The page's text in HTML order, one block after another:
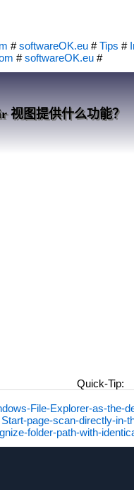
#softwareOK.eu #Tips #
#softwareOK.eu #
视图提供什么功能？
Quick-Tip:
File-Explorer-as-the-
Start-page-scan-directly-in-
folder-path-with-